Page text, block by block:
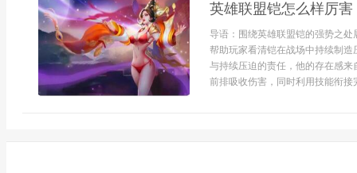
英雄联盟铠怎么样厉害
导语：围绕英雄联盟铠的强势之
帮助玩家看清铠在战场中持续制
与持续压迫的责任，他的存在感
前排吸收伤害，同时利用技能衔